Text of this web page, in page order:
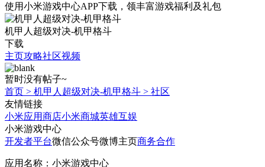
使用小米游戏中心APP下载 ，领丰富游戏福利 及礼包
机甲人超级对决-机甲格斗
下载
主页攻略社区视频
暂时没有帖子~
首页 > 机甲人超级对决-机甲格斗 > 社区
友情链接
小米应用商店小米商城英雄互娱
小米游戏中心
开发者平台微信公众号微博主页商务合作
应用名称：小米游戏中心